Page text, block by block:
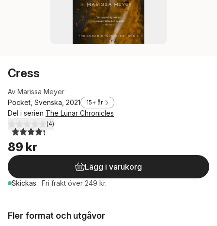
Cress
Av Marissa Meyer
Pocket, Svenska, 2021
15+ år
Del i serien The Lunar Chronicles
4,3utav 5 stjärnor. Totalt antal röster:
(4)
89 kr
Lägg i varukorg
Skickas . Fri frakt över 249 kr.
Fler format och utgåvor